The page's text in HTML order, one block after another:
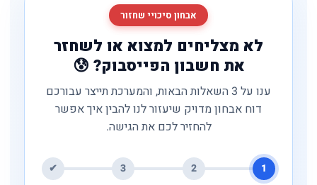
אבחון סיכויי שחזור
לא מצליחים למצוא או לשחזר
את חשבון הפייסבוק? 😰
ענו על 3 השאלות הבאות, והמערכת תייצר עבורכם
דוח אבחון מדויק שיעזור לנו להבין איך אפשר
להחזיר לכם את הגישה.
1
2
3
✔